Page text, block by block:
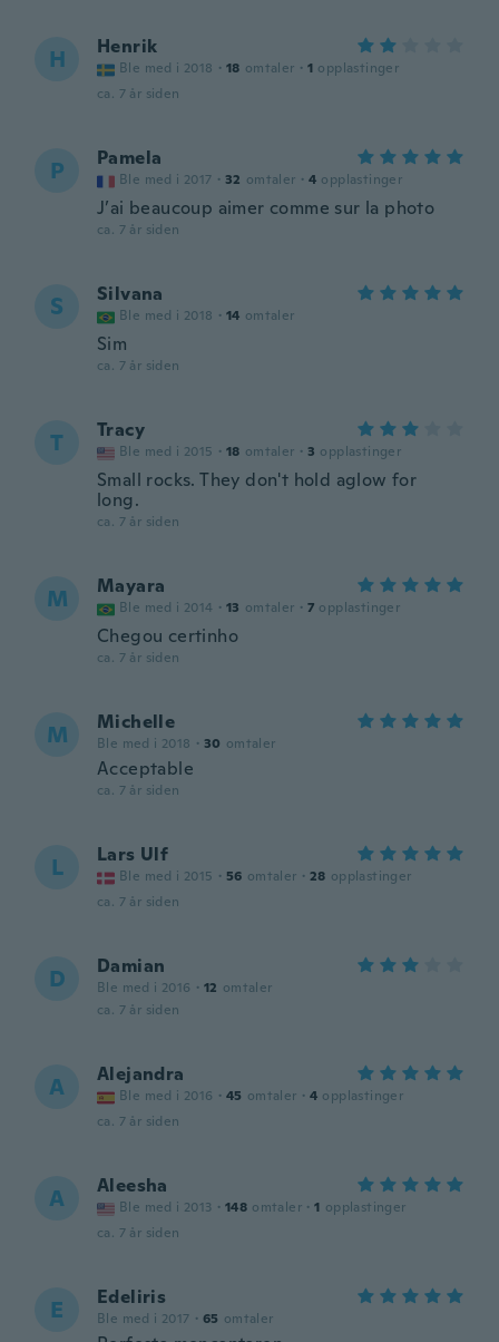
H Henrik
Ble med i 2018 · 18 omtaler · 1 opplastinger
ca. 7 år siden
P Pamela
Ble med i 2017 · 32 omtaler · 4 opplastinger
J’ai beaucoup aimer comme sur la photo
ca. 7 år siden
S Silvana
Ble med i 2018 · 14 omtaler
Sim
ca. 7 år siden
T Tracy
Ble med i 2015 · 18 omtaler · 3 opplastinger
Small rocks. They don't hold aglow for
long.
ca. 7 år siden
M Mayara
Ble med i 2014 · 13 omtaler · 7 opplastinger
Chegou certinho
ca. 7 år siden
M Michelle
Ble med i 2018 · 30 omtaler
Acceptable
ca. 7 år siden
L Lars Ulf
Ble med i 2015 · 56 omtaler · 28 opplastinger
ca. 7 år siden
D Damian
Ble med i 2016 · 12 omtaler
ca. 7 år siden
A Alejandra
Ble med i 2016 · 45 omtaler · 4 opplastinger
ca. 7 år siden
A Aleesha
Ble med i 2013 · 148 omtaler · 1 opplastinger
ca. 7 år siden
E Edeliris
Ble med i 2017 · 65 omtaler